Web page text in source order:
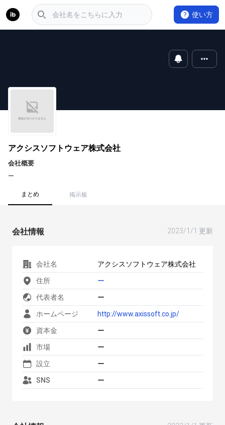
使い方
アクシスソフトウェア株式会社
会社概要
ー
まとめ 掲示板
会社情報 2023/1/1 更新
会社名 アクシスソフトウェア株式会社
住所 ー
代表者名 ー
ホームページ http://www.axissoft.co.jp/
資本金 ー
市場 ー
設立 ー
SNS ー